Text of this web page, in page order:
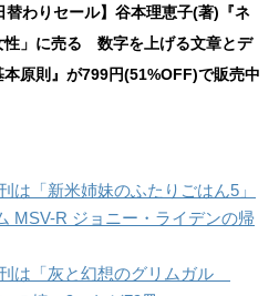
替わりセール】谷本理恵子(著)『ネ
性」に売る 数字を上げる文章とデ
本原則』が799円(51%OFF)で販売中
は「新米姉妹のふたりごはん5」
MSV-R ジョニー・ライデンの帰
は「灰と幻想のグリムガル